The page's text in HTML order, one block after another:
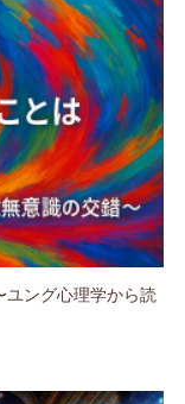
ユング心理学から読